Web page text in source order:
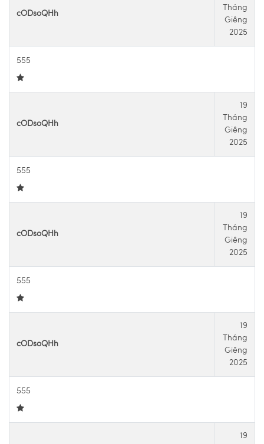
cODsoQHh
Tháng
Giêng
2025
555
cODsoQHh
19
Tháng
Giêng
2025
555
cODsoQHh
19
Tháng
Giêng
2025
555
cODsoQHh
19
Tháng
Giêng
2025
555
19